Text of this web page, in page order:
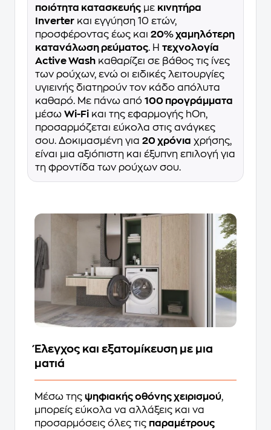
ποιότητα κατασκευής με κινητήρα
Inverter και εγγύηση 10 ετών,
προσφέροντας έως και 20% χαμηλότερη
κατανάλωση ρεύματος. Η τεχνολογία
Active Wash καθαρίζει σε βάθος τις ίνες
των ρούχων, ενώ οι ειδικές λειτουργίες
υγιεινής διατηρούν τον κάδο απόλυτα
καθαρό. Με πάνω από 100 προγράμματα
μέσω Wi-Fi και της εφαρμογής hOn,
προσαρμόζεται εύκολα στις ανάγκες
σου. Δοκιμασμένη για 20 χρόνια χρήσης,
είναι μια αξιόπιστη και έξυπνη επιλογή για
τη φροντίδα των ρούχων σου.
Έλεγχος και εξατομίκευση με μια
ματιά
Μέσω της ψηφιακής οθόνης χειρισμού,
μπορείς εύκολα να αλλάξεις και να
προσαρμόσεις όλες τις παραμέτρους